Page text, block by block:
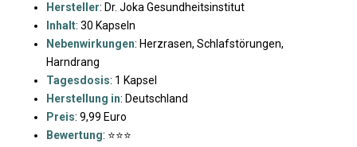
Hersteller: Dr. Joka Gesundheitsinstitut
Inhalt: 30 Kapseln
Nebenwirkungen: Herzrasen, Schlafstörungen,
Harndrang
Tagesdosis: 1 Kapsel
Herstellung in: Deutschland
Preis: 9,99 Euro
Bewertung: ⭐⭐⭐